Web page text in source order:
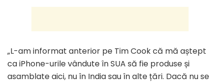
„L-am informat anterior pe Tim Cook că mă aștept
ca iPhone-urile vândute în SUA să fie produse și
asamblate aici, nu în India sau în alte țări. Dacă nu se